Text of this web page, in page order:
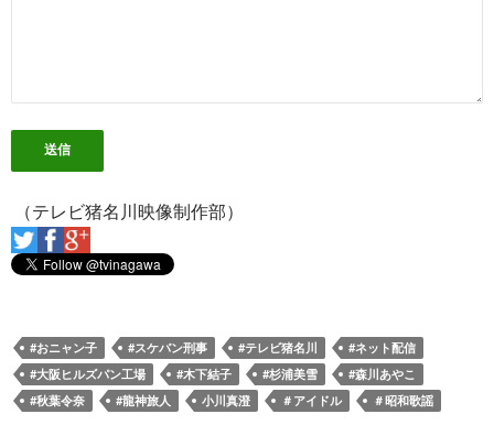
（テレビ猪名川映像制作部）
#おニャン子 #スケバン刑事 #テレビ猪名川
#ネット配信
#大阪ヒルズパン工場
#木下結子 #杉浦美雪
#森川あやこ
#秋葉令奈
#龍神旅人 小川真澄 ＃アイドル ＃昭和歌謡